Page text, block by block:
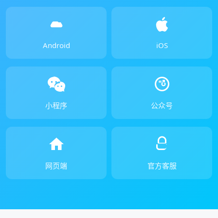
Android iOS
小程序 公众号
网页端 官方客服